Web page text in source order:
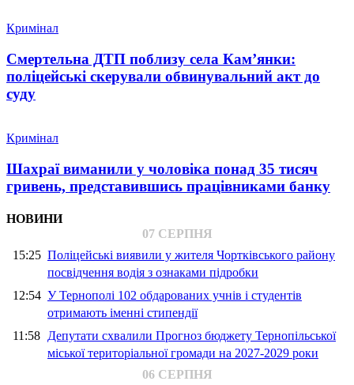
Кримінал
Смертельна ДТП поблизу села Кам’янки:
поліцейські скерували обвинувальний акт до
суду
Кримінал
Шахраї виманили у чоловіка понад 35 тисяч
гривень, представившись працівниками банку
НОВИНИ
07 СЕРПНЯ
15:25 Поліцейські виявили у жителя Чортківського району
посвідчення водія з ознаками підробки
12:54 У Тернополі 102 обдарованих учнів і студентів
отримають іменні стипендії
11:58 Депутати схвалили Прогноз бюджету Тернопільської
міської територіальної громади на 2027-2029 роки
06 СЕРПНЯ